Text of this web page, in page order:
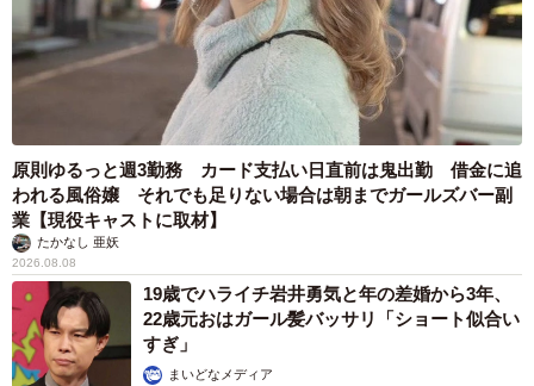
原則ゆるっと週3勤務 カード支払い日直前は鬼出勤 借金に追
われる風俗嬢 それでも足りない場合は朝までガールズバー副
業【現役キャストに取材】
たかなし 亜妖
2026.08.08
19歳でハライチ岩井勇気と年の差婚から3年、
22歳元おはガール髪バッサリ「ショート似合い
すぎ」
まいどなメディア